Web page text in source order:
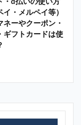
イ・メルペイ等）
ネーやクーポン・
ギフトカードは使